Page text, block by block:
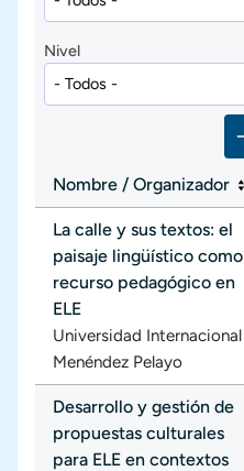
Nivel
Nombre / Organizador
La calle y sus textos: el
paisaje lingüístico como
recurso pedagógico en
ELE
Universidad Internacional
Menéndez Pelayo
Desarrollo y gestión de
propuestas culturales
para ELE en contextos